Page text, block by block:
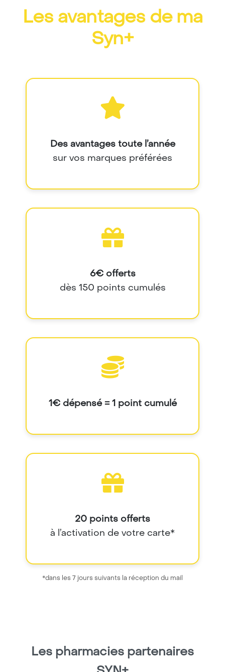
Les avantages de ma
Syn+
Des avantages toute l’année
sur vos marques préférées
6€ offerts
dès 150 points cumulés
1€ dépensé = 1 point cumulé
20 points offerts
à l’activation de votre carte*
*dans les 7 jours suivants la réception du mail
Les pharmacies partenaires